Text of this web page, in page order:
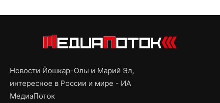
Новости Йошкар-Олы и Марий Эл,
интересное в России и мире - ИА
МедиаПоток